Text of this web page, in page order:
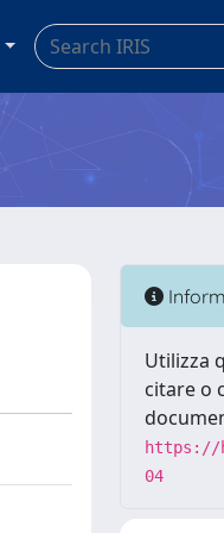
Utilizza
citare o
https://
04